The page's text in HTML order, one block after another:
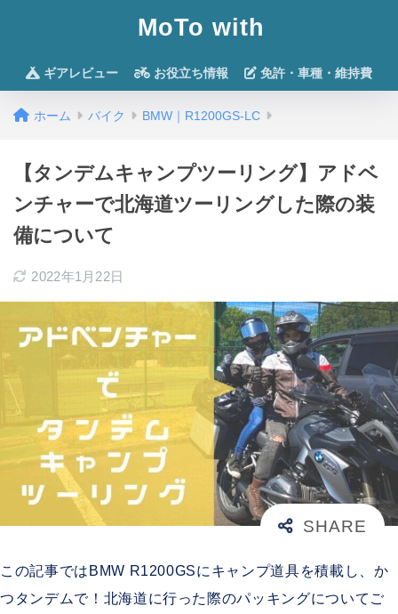
MoTo with
ギアレビュー お役立ち情報 免許・車種・維持費
ホーム バイク BMW｜R1200GS-LC
【タンデムキャンプツーリング】アドベ
ンチャーで北海道ツーリングした際の装
備について
2022年1月22日
この記事ではBMW R1200GSにキャンプ道具を積載し、か
つタンデムで！北海道に行った際のパッキングについてご